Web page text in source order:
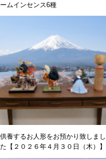
ームインセンス6種
供養するお人形をお預かり致しまし
た【２０２６年４月３０日（木）】